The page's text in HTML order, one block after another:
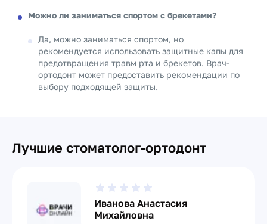
Можно ли заниматься спортом с брекетами?
Да, можно заниматься спортом, но
рекомендуется использовать защитные капы для
предотвращения травм рта и брекетов. Врач-
ортодонт может предоставить рекомендации по
выбору подходящей защиты.
Лучшие стоматолог-ортодонт
Иванова Анастасия
Михайловна